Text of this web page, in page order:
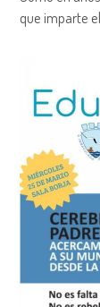
que imparte